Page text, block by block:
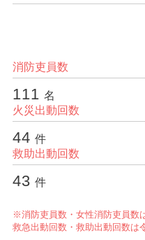
消防本部統計データ
消防吏員数
111 名
火災出動回数
44 件
救助出動回数
43 件
※消防吏員数・女性消防吏員数
救急出動回数・救助出動回数は